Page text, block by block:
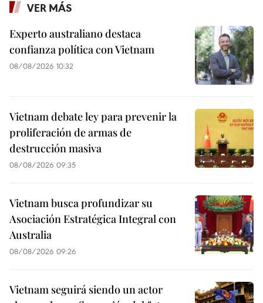
VER MÁS
Experto australiano destaca
confianza política con Vietnam
08/08/2026 10:32
Vietnam debate ley para prevenir la
proliferación de armas de
destrucción masiva
08/08/2026 09:35
Vietnam busca profundizar su
Asociación Estratégica Integral con
Australia
08/08/2026 09:26
Vietnam seguirá siendo un actor